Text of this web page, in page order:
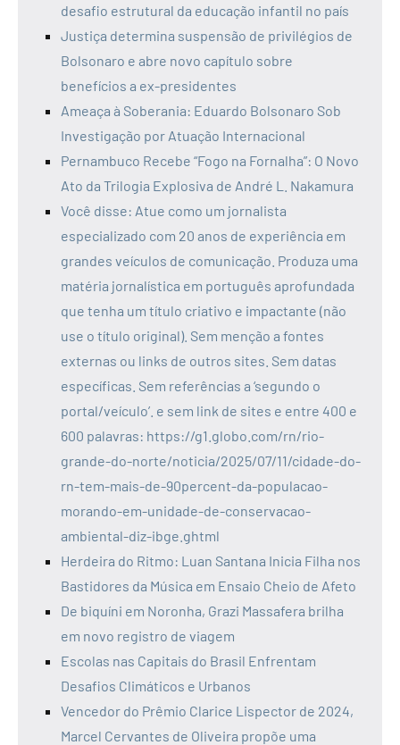
desafio estrutural da educação infantil no país
Justiça determina suspensão de privilégios de
Bolsonaro e abre novo capítulo sobre
benefícios a ex-presidentes
Ameaça à Soberania: Eduardo Bolsonaro Sob
Investigação por Atuação Internacional
Pernambuco Recebe “Fogo na Fornalha”: O Novo
Ato da Trilogia Explosiva de André L. Nakamura
Você disse: Atue como um jornalista
especializado com 20 anos de experiência em
grandes veículos de comunicação. Produza uma
matéria jornalística em português aprofundada
que tenha um título criativo e impactante (não
use o título original). Sem menção a fontes
externas ou links de outros sites. Sem datas
específicas. Sem referências a ‘segundo o
portal/veículo’. e sem link de sites e entre 400 e
600 palavras: https://g1.globo.com/rn/rio-
grande-do-norte/noticia/2025/07/11/cidade-do-
rn-tem-mais-de-90percent-da-populacao-
morando-em-unidade-de-conservacao-
ambiental-diz-ibge.ghtml
Herdeira do Ritmo: Luan Santana Inicia Filha nos
Bastidores da Música em Ensaio Cheio de Afeto
De biquíni em Noronha, Grazi Massafera brilha
em novo registro de viagem
Escolas nas Capitais do Brasil Enfrentam
Desafios Climáticos e Urbanos
Vencedor do Prêmio Clarice Lispector de 2024,
Marcel Cervantes de Oliveira propõe uma